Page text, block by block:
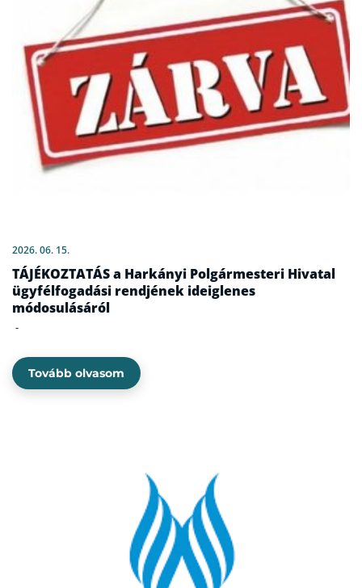
2026. 06. 15.
TÁJÉKOZTATÁS a Harkányi Polgármesteri Hivatal
ügyfélfogadási rendjének ideiglenes
módosulásáról
-
Tovább olvasom